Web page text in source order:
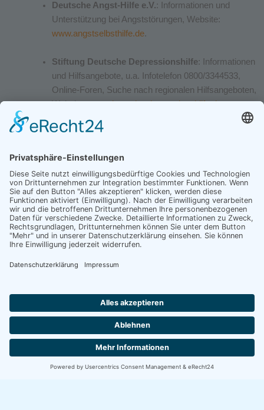
Deutsche Angst-Hilfe e.V.: Informationen und
Unterstützung bei Angststörungen, Website:
www.angstselbsthilfe.de.
Stiftung Deutsche Depressionshilfe: Informationen
und Hilfsangebote, u.a. Infotelefon 0800/3344533,
Online-Foren, Suche nach regionalen Hilfsangeboten,
Website:www.deutsche-depressionshilfe.de.
Schönbrunn
Schallermoos 15
84036 Landshut
4309808-0
E-
Mail:verwaltung@mls-
schoenbrunn.de
365art.de